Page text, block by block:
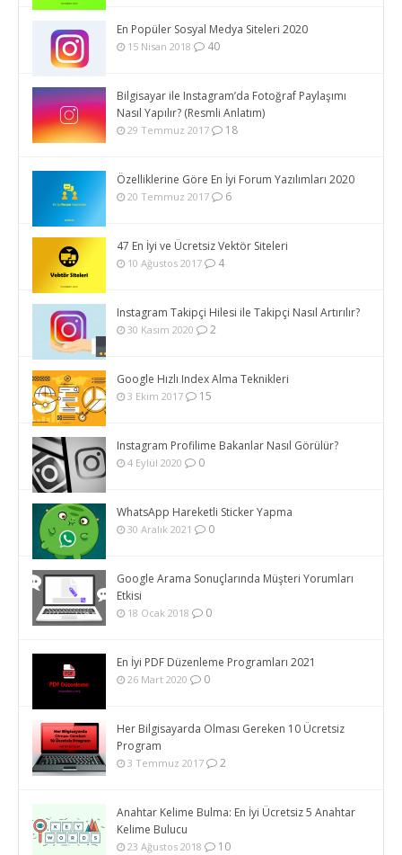
En Popüler Sosyal Medya Siteleri 2020
15 Nisan 2018 40
Bilgisayar ile Instagram’da Fotoğraf Paylaşımı
Nasıl Yapılır? (Resmli Anlatım)
29 Temmuz 2017 18
Özelliklerine Göre En İyi Forum Yazılımları 2020
20 Temmuz 2017 6
47 En İyi ve Ücretsiz Vektör Siteleri
10 Ağustos 2017 4
Instagram Takipçi Hilesi ile Takipçi Nasıl Artırılır?
30 Kasım 2020 2
Google Hızlı Index Alma Teknikleri
3 Ekim 2017 15
Instagram Profilime Bakanlar Nasıl Görülür?
4 Eylül 2020 0
WhatsApp Hareketli Sticker Yapma
30 Aralık 2021 0
Google Arama Sonuçlarında Müşteri Yorumları
Etkisi
18 Ocak 2018 0
En İyi PDF Düzenleme Programları 2021
26 Mart 2020 0
Her Bilgisayarda Olması Gereken 10 Ücretsiz
Program
3 Temmuz 2017 2
Anahtar Kelime Bulma: En İyi Ücretsiz 5 Anahtar
Kelime Bulucu
23 Ağustos 2018 10